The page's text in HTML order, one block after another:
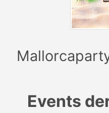
Events